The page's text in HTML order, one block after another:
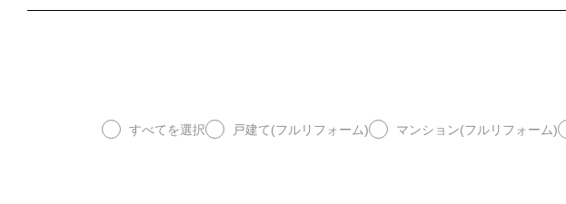
すべてを選択 戸建て(フルリフォーム) マンション(フルリフォーム)